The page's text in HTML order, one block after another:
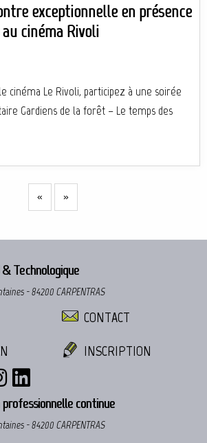
exceptionnelle en présence
cinéma Rivoli
cinéma Le Rivoli, participez à une soirée
Gardiens de la forêt – Le temps des
« »
Technologique
- 84200 CARPENTRAS
CONTACT
INSCRIPTION
continue
- 84200 CARPENTRAS